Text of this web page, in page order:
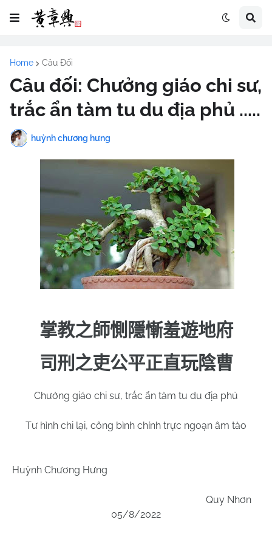
Home Câu Đối
Câu đối: Chưởng giáo chi sư,
trắc ẩn tàm tu du địa phủ .....
huỳnh chương hưng
掌教之師惻隱慚羞遊地府
司刑之吏公平正直玩陰曹
Chưởng giáo chi sư, trắc ẩn tàm tu du địa phủ
Tư hình chi lại, công bình chính trực ngoạn âm tào
Huỳnh Chương Hưng
Quy Nhơn
05/8/2022